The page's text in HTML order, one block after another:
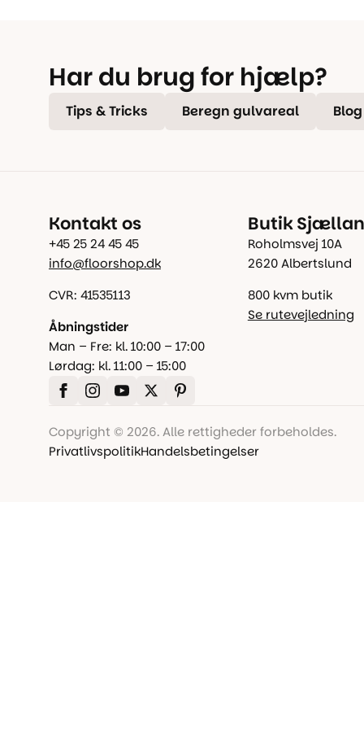
Har du brug for hjælp?
Tips & Tricks Beregn gulvareal Blog
Kontakt os
+45 25 24 45 45
info@floorshop.dk
CVR: 41535113
Åbningstider
Man – Fre: kl. 10:00 – 17:00
Lørdag: kl. 11:00 – 15:00
Butik
Roholmsvej 10A
2620 Albertslund
800 kvm butik
Se rutevejledning
Copyright © 2026. Alle rettigheder forbeholdes.
PrivatlivspolitikHandelsbetingelser